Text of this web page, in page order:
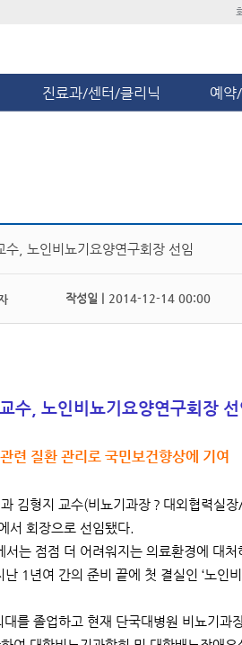
진료과/센터/클리닉 예약
수, 노인비뇨기요양연구회장 선임
작성일 | 2014-12-14 00:00
수, 노인비뇨기요양연구회장 선
련 질환 관리로 국민보건향상에 기여
김형지 교수(비뇨기과장？대외협력실
서 회장으로 선임됐다.
서는 점점 더 어려워지는 의료환경에 대
1년여 간의 준비 끝에 첫 결실인 ‘노인
대를 졸업하고 현재 단국대병원 비뇨기